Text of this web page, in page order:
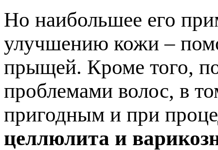
Но наибольшее его
улучшению кожи –
прыщей. Кроме того,
проблемами волос, в
пригодным и при
целлюлита и